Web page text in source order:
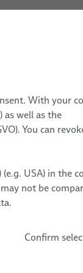
With your
as well as the
You can
USA) in the
not be
Confirm